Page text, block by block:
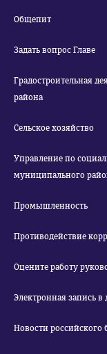
Общепит
Задать вопрос Главе
Градостроительная
района
Сельское хозяйство
Управление по
муниципального
Промышленность
Противодействие
Оцените работу
Электронная запись в
Новости российского